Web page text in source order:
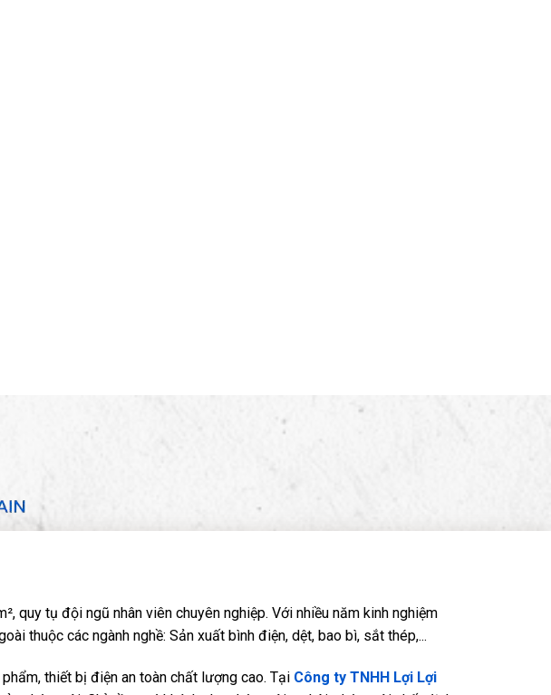
quy tụ đội ngũ nhân viên chuyên nghiệp. Với nhiều năm kinh nghiệm
thuộc các ngành nghề: Sản xuất bình điện, dệt, bao bì, sắt thép,...
thiết bị điện an toàn chất lượng cao. Tại Công ty TNHH Lợi Lợi